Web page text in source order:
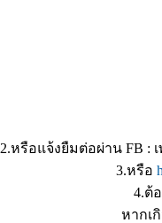
2.หรือแจ้งยืมต่อผ่าน FB :
3.หรือ
4.ต้
หากเ